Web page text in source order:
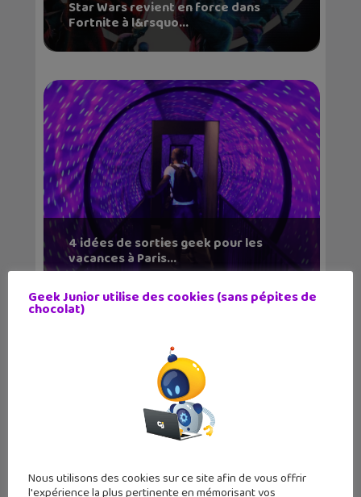
Star Wars revient en force dans
Fortnite à l&rsquo...
4 idées de sorties geek pour les
vacances à Paris...
Les séries et films à regarder sur
Geek Junior utilise des cookies (sans pépites de
chocolat)
Nous utilisons des cookies sur ce site afin de vous offrir
l'expérience la plus pertinente en mémorisant vos